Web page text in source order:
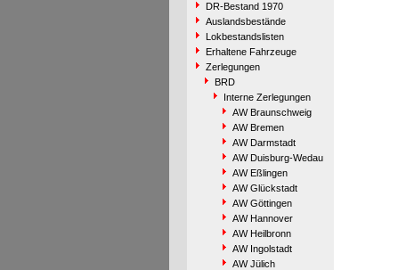
DR-Bestand 1970
Auslandsbestände
Lokbestandslisten
Erhaltene Fahrzeuge
Zerlegungen
BRD
Interne Zerlegungen
AW Braunschweig
AW Bremen
AW Darmstadt
AW Duisburg-Wedau
AW Eßlingen
AW Glückstadt
AW Göttingen
AW Hannover
AW Heilbronn
AW Ingolstadt
AW Jülich